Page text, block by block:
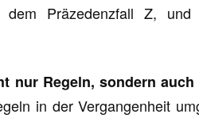
Präzedenzfall Z,
nur Regeln, sondern
in der Vergangenheit